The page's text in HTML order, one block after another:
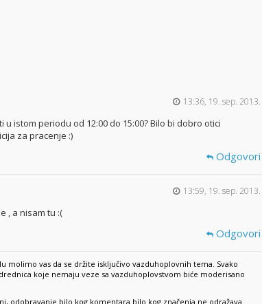
13:36, 19. sep. 2013.
istom periodu od 12:00 do 15:00? Bilo bi dobro otici
za pracenje :)
Odgovori
13:59, 19. sep. 2013.
, a nisam tu :(
Odgovori
molimo vas da se držite isključivo vazduhoplovnih tema. Svako
koje nemaju veze sa vazduhoplovstvom biće moderisano
odobravanje bilo kog komentara bilo kog značenja ne odražava